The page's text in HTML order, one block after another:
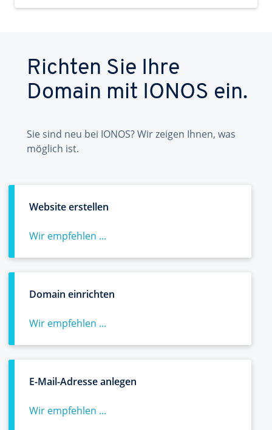
Richten Sie Ihre
Domain mit IONOS ein.
Sie sind neu bei IONOS? Wir zeigen Ihnen, was
möglich ist.
Website erstellen
Wir empfehlen ...
Domain einrichten
Wir empfehlen ...
E-Mail-Adresse anlegen
Wir empfehlen ...